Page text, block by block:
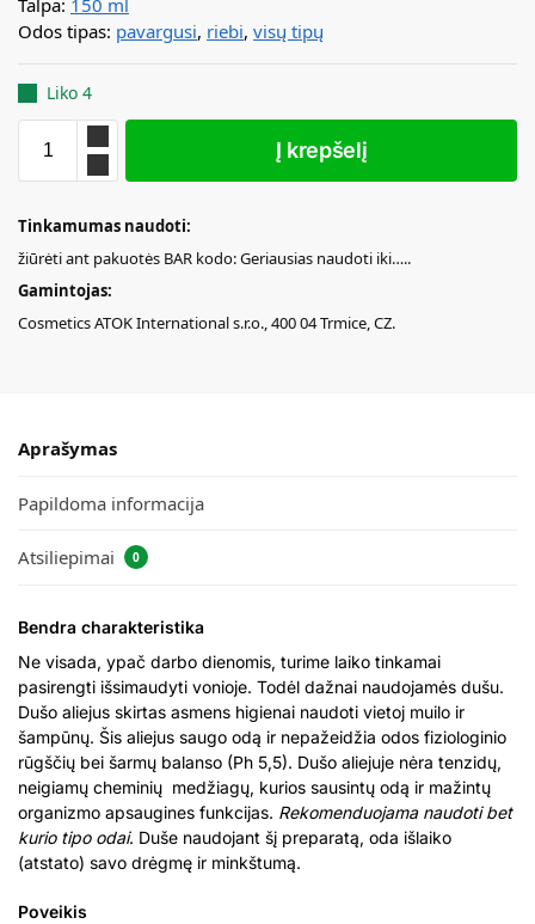
Odos tipas: pavargusi, riebi, visų tipų
Liko 4
Į krepšelį
Tinkamumas naudoti:
žiūrėti ant pakuotės BAR kodo: Geriausias naudoti iki…..
Gamintojas:
Cosmetics ATOK International s.r.o., 400 04 Trmice, CZ.
Aprašymas
Papildoma informacija
Atsiliepimai 0
Bendra charakteristika
Ne visada, ypač darbo dienomis, turime laiko tinkamai
pasirengti išsimaudyti vonioje. Todėl dažnai naudojamės dušu.
Dušo aliejus skirtas asmens higienai naudoti vietoj muilo ir
šampūnų. Šis aliejus saugo odą ir nepažeidžia odos fiziologinio
rūgščių bei šarmų balanso (Ph 5,5). Dušo aliejuje nėra tenzidų,
neigiamų cheminių medžiagų, kurios sausintų odą ir mažintų
organizmo apsaugines funkcijas. Rekomenduojama naudoti bet
kurio tipo odai. Duše naudojant šį preparatą, oda išlaiko
(atstato) savo drėgmę ir minkštumą.
Poveikis